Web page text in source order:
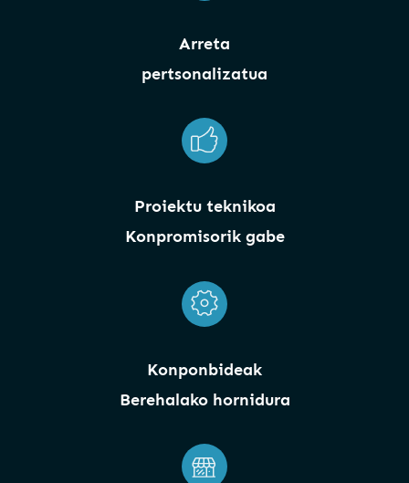
Arreta
pertsonalizatua
Proiektu teknikoa
Konpromisorik gabe
Konponbideak
Berehalako hornidura